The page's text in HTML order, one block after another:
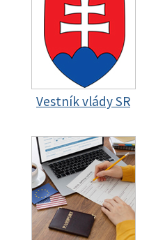
Vestník vlády SR